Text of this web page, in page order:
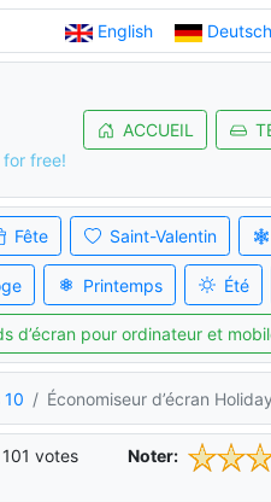
English Deutsch
free!
ACCUEIL
Fête Saint-Valentin
Printemps Été
d’écran pour ordinateur et
10 Économiseur d’écran
101 votes Noter: